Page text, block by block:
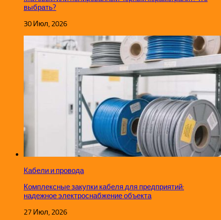
выбрать?
30 Июл, 2026
Кабели и провода
Комплексные закупки кабеля для предприятий:
надежное электроснабжение объекта
27 Июл, 2026